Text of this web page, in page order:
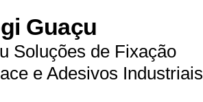
Guaçu
Soluções de Fixação
e Adesivos Industriais